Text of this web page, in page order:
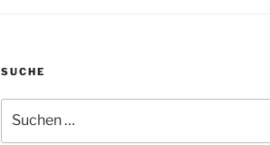
SUCHE
nach: